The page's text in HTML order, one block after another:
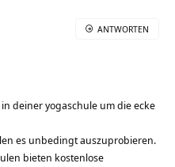
deiner yogaschule um die ecke
es unbedingt auszuprobieren.
bieten kostenlose
ANTWORTEN